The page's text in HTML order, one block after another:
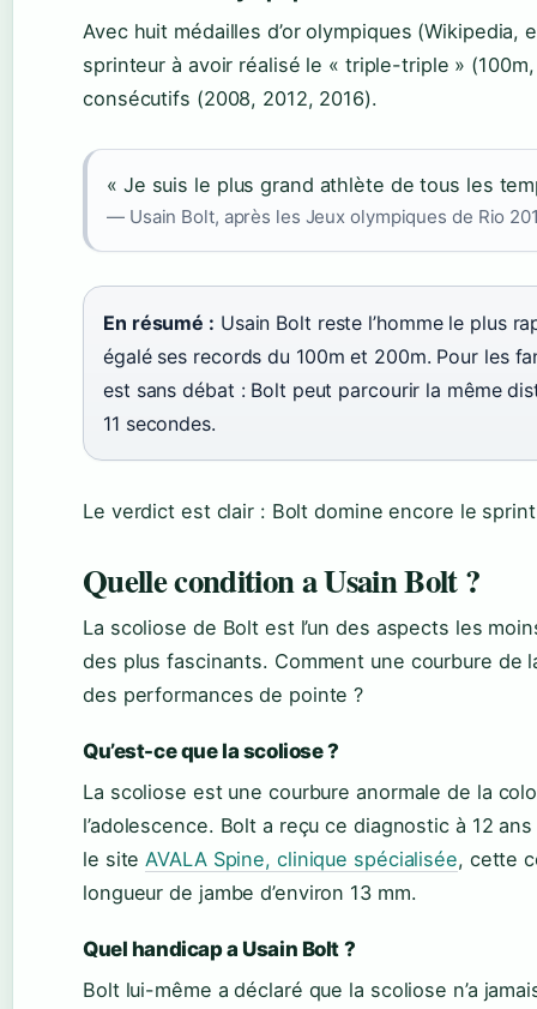
Avec huit médailles d’or olympiques
sprinteur à avoir réalisé le « triple-triple »
consécutifs (2008, 2012, 2016).
« Je suis le plus grand athlète de tous les
— Usain Bolt, après les Jeux olympiques de Rio
En résumé : Usain Bolt reste l’homme le plus
égalé ses records du 100m et 200m. Pour les
est sans débat : Bolt peut parcourir la même
11 secondes.
Le verdict est clair : Bolt domine encore le
Quelle condition a Usain Bolt ?
La scoliose de Bolt est l’un des aspects les
des plus fascinants. Comment une courbure
des performances de pointe ?
Qu’est-ce que la scoliose ?
La scoliose est une courbure anormale de la
l’adolescence. Bolt a reçu ce diagnostic à 12
le site AVALA Spine, clinique spécialisée, cette
longueur de jambe d’environ 13 mm.
Quel handicap a Usain Bolt ?
Bolt lui-même a déclaré que la scoliose n’a